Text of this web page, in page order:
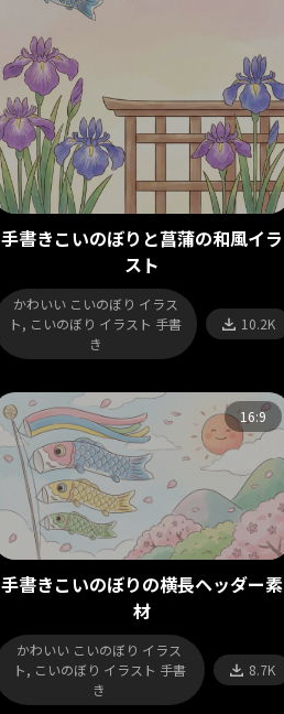
手書きこいのぼりと菖蒲の和風イラ
スト
かわいい こいのぼり イラス
ト, こいのぼり イラスト 手書
き
10.2K
16:9
手書きこいのぼりの横長ヘッダー素
材
かわいい こいのぼり イラス
ト, こいのぼり イラスト 手書
き
8.7K